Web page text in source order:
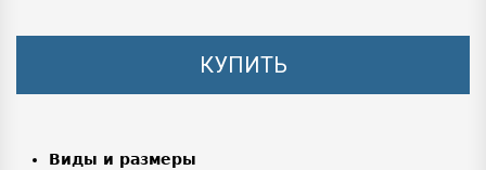
КУПИТЬ
Виды и размеры